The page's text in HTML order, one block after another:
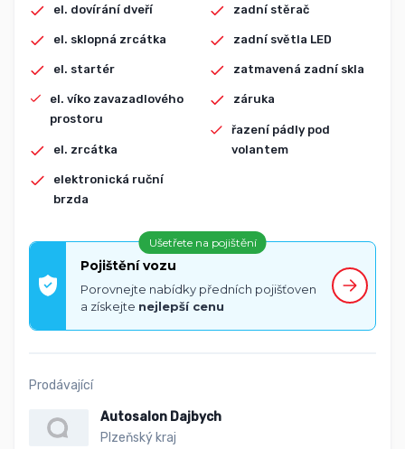
el. dovírání dveří
el. sklopná zrcátka
el. startér
el. víko zavazadlového
prostoru
el. zrcátka
elektronická ruční
brzda
zadní stěrač
zadní světla LED
zatmavená zadní skla
záruka
řazení pádly pod
volantem
Ušetřete na pojištění
Pojištění vozu
Porovnejte nabídky předních pojišťoven
a získejte nejlepší cenu
Prodávající
Autosalon Dajbych
Plzeňský kraj